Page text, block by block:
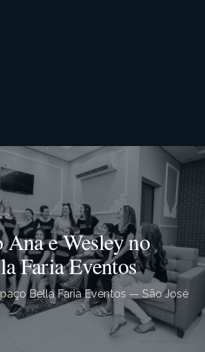
Ana e Wesley no
Faria Eventos
Bella Faria Eventos — São José